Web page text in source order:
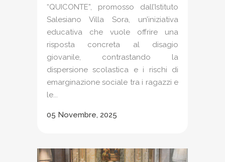
“QUICONTE”, promosso dall’Istituto
Salesiano Villa Sora, un’iniziativa
educativa che vuole offrire una
risposta concreta al disagio
giovanile, contrastando la
dispersione scolastica e i rischi di
emarginazione sociale tra i ragazzi e
le...
05 Novembre, 2025